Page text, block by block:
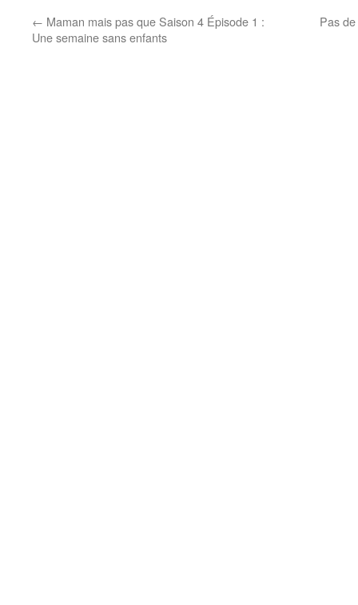
← Maman mais pas que Saison 4 Épisode 1 :
Une semaine sans enfants
Pas